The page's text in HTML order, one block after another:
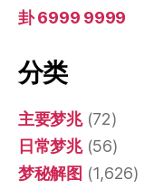
卦 6999 9999
分类
主要梦兆(72)
日常梦兆(56)
梦秘解图 (1,626)